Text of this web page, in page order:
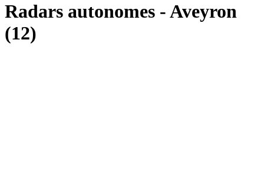
Radars autonomes - Aveyron
(12)